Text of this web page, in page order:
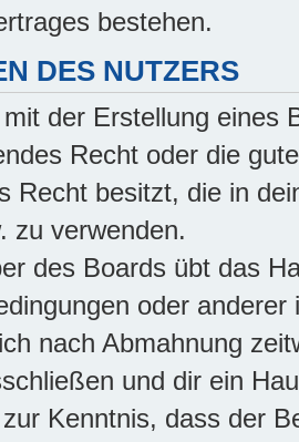
bestehen.
DES NUTZERS
der Erstellung eines
Recht oder die
Recht besitzt, die in
zu verwenden.
des Boards übt das
oder
nach Abmahnung
und dir ein
Kenntnis, dass der